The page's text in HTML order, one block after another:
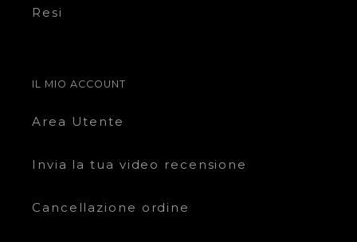
Resi
IL MIO ACCOUNT
Area Utente
Invia la tua video recensione
Cancellazione ordine